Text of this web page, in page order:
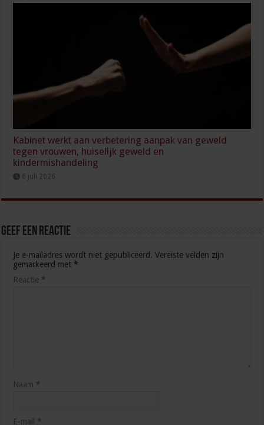
Kabinet werkt aan verbetering aanpak van geweld
tegen vrouwen, huiselijk geweld en
kindermishandeling
6 juli 2026
Geef een reactie
Je e-mailadres wordt niet gepubliceerd. Vereiste velden zijn
gemarkeerd met *
Reactie *
Naam *
E-mail *